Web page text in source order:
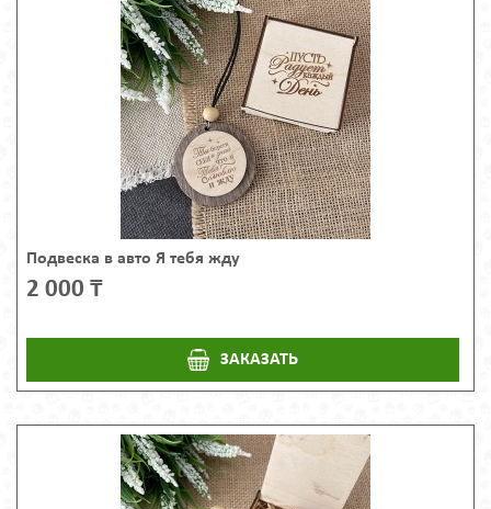
Подвеска в авто Я тебя жду
2 000 ₸
ЗАКАЗАТЬ